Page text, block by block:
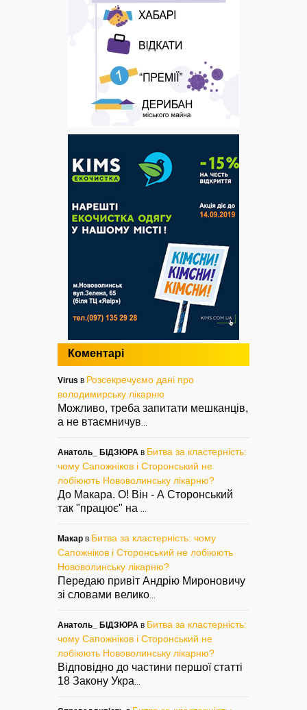
Коментарі
Virus в Розсекречуємо дані про
володимирську лікарню
Можливо, треба запитати мешканців,
а не втаємничув
Анатоль_ БІДЗЮРА в Битва за кластерність:
чому Сапожніков і Сторонський не
лобіюють Нововолинську лікарню?
До Макара. О! Він - А Сторонський
так "працює" на
Макар в Битва за кластерність: чому
Сапожніков і Сторонський не лобіюють
Нововолинську лікарню?
Передаю привіт Андрію Мироновичу
зі словами велико
Анатоль_ БІДЗЮРА в Битва за кластерність:
чому Сапожніков і Сторонський не
лобіюють Нововолинську лікарню?
Відповідно до частини першої статті
18 Закону Укра